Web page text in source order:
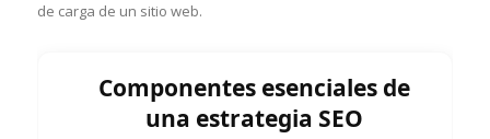
de carga de un sitio web.
Componentes esenciales de
una estrategia SEO